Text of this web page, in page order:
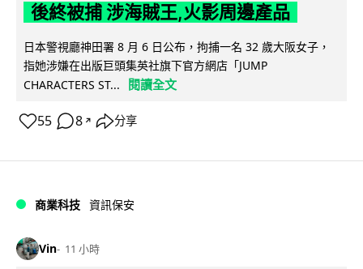
後終被捕 涉海賊王,火影周邊產品
日本警視廳神田署 8 月 6 日公布，拘捕一名 32 歲大阪女子，
指她涉嫌在出版巨頭集英社旗下官方網店「JUMP
CHARACTERS ST...
閱讀全文
55 8 ↗ 分享
商業科技 資訊保安
Vin 11 小時